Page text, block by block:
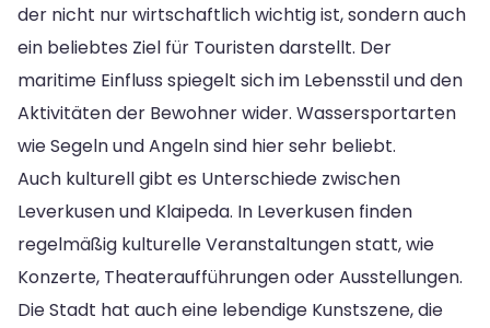
der nicht nur wirtschaftlich wichtig ist, sondern auch
ein beliebtes Ziel für Touristen darstellt. Der
maritime Einfluss spiegelt sich im Lebensstil und den
Aktivitäten der Bewohner wider. Wassersportarten
wie Segeln und Angeln sind hier sehr beliebt.
Auch kulturell gibt es Unterschiede zwischen
Leverkusen und Klaipeda. In Leverkusen finden
regelmäßig kulturelle Veranstaltungen statt, wie
Konzerte, Theateraufführungen oder Ausstellungen.
Die Stadt hat auch eine lebendige Kunstszene, die